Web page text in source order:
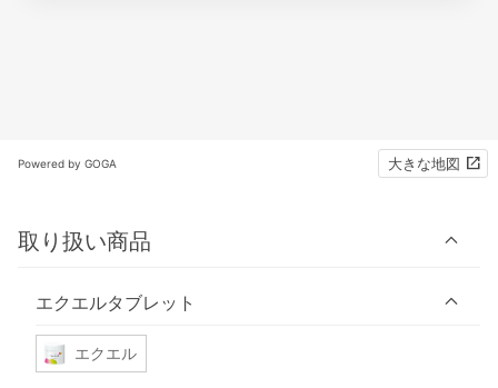
Powered by GOGA 大きな地図
取り扱い商品
エクエルタブレット
エクエル